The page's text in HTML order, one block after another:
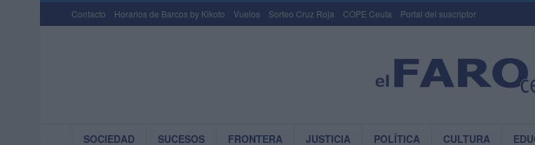
Contacto Horarios de Barcos by Kikoto Vuelos Sorteo Cruz Roja COPE Ceuta Portal del suscriptor
SOCIEDAD SUCESOS FRONTERA JUSTICIA POLÍTICA CULTURA